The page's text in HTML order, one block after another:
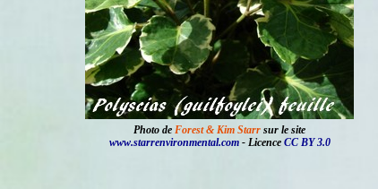
Photo de Forest & Kim Starr sur le site
www.starrenvironmental.com- Licence CC BY 3.0